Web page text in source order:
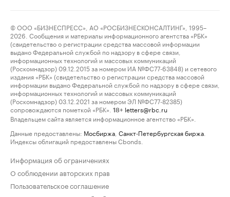
© ООО «БИЗНЕСПРЕСС», АО «РОСБИЗНЕСКОНСАЛТИНГ», 1995–
2026. Сообщения и материалы информационного агентства «РБК»
(свидетельство о регистрации средства массовой информации
выдано Федеральной службой по надзору в сфере связи,
информационных технологий и массовых коммуникаций
(Роскомнадзор) 09.12.2015 за номером ИА №ФС77-63848) и сетевого
издания «РБК» (свидетельство о регистрации средства массовой
информации выдано Федеральной службой по надзору в сфере связи,
информационных технологий и массовых коммуникаций
(Роскомнадзор) 03.12.2021 за номером ЭЛ №ФС77-82385)
сопровождаются пометкой «РБК».
18+ letters@rbc.ru
Владельцем сайта является информационное агентство «РБК».
Данные предоставлены: Мосбиржа Санкт-Петербургская биржа
Индексы облигаций предоставлены Cbonds.
Информация об ограничениях
О соблюдении авторских прав
Пользовательское соглашение